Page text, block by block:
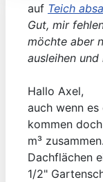
auf Teich
Gut, mir
möchte aber
ausleihen
Hallo Axel,
auch wenn
kommen
m³
Dachflächen
1/2"